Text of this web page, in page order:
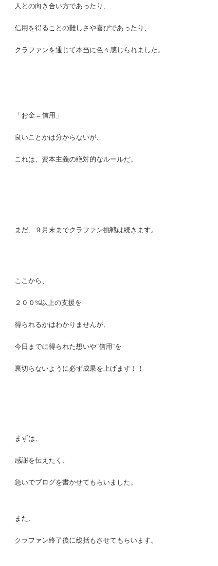
人との向き合い方であったり、
信用を得ることの難しさや喜びであったり、
クラファンを通じて本当に色々感じられました。
「お金＝信用」
良いことかは分からないが、
これは、資本主義の絶対的なルールだ。
まだ、９月末までクラファン挑戦は続きます。
ここから、
２００%以上の支援を
得られるかはわかりませんが、
今日までに得られた想いや”信用”を
裏切らないように必ず成果を上げます！！
まずは、
感謝を伝えたく、
急いでブログを書かせてもらいました。
また、
クラファン終了後に総括もさせてもらいます。